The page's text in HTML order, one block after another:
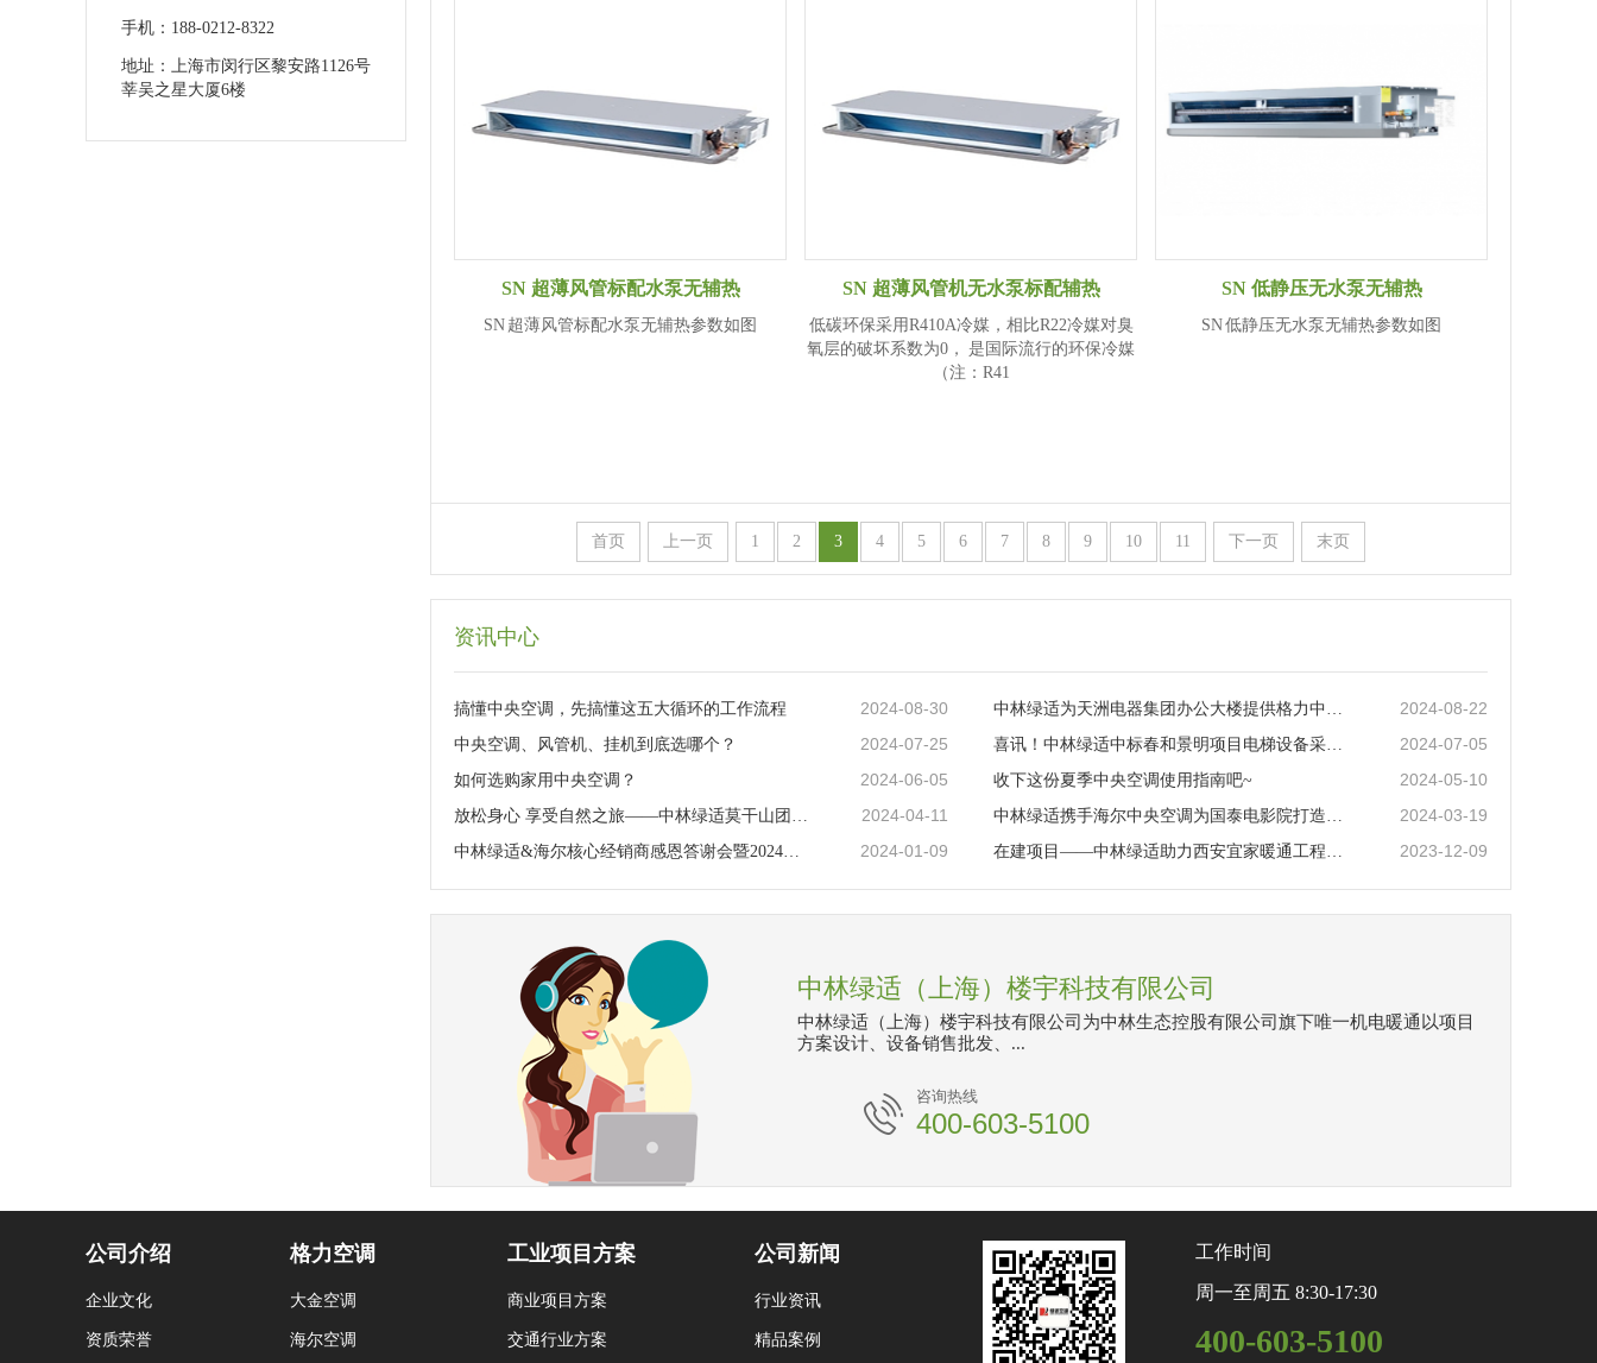
手机：188-0212-8322
地址：上海市闵行区黎安路1126号
莘吴之星大厦6楼
SN 超薄风管标配水泵无辅热
SN 超薄风管标配水泵无辅热参数如图
SN 超薄风管机无水泵标配辅热
低碳环保采用R410A冷媒，相比R22冷媒对臭
氧层的破坏系数为0， 是国际流行的环保冷媒
（注：R41
SN 低静压无水泵无辅热
SN 低静压无水泵无辅热参数如图
首页 上一页 1 2 3 4 5 6 7 8 9 10 11 下一页 末页
资讯中心
搞懂中央空调，先搞懂这五大循环的工作流程 2024-08-30 中林绿适为天洲电器集团办公大楼提供格力中央空调“一站式”服务 2024-08-22
中央空调、风管机、挂机到底选哪个？ 2024-07-25 喜讯！中林绿适中标春和景明项目电梯设备采购及装配工程 2024-07-05
如何选购家用中央空调？ 2024-06-05 收下这份夏季中央空调使用指南吧~ 2024-05-10
放松身心 享受自然之旅——中林绿适莫干山团建活动圆满举行！ 2024-04-11 中林绿适携手海尔中央空调为国泰电影院打造品质工程 2024-03-19
中林绿适&海尔核心经销商感恩答谢会暨2024年度开盘会圆满落幕 2024-01-09 在建项目——中林绿适助力西安宜家暖通工程全力打造“宜室宜家”新标杆 2023-12-09
中林绿适（上海）楼宇科技有限公司
中林绿适（上海）楼宇科技有限公司为中林生态控股有限公司旗下唯一机电暖通以项目
方案设计、设备销售批发、...
咨询热线
400-603-5100
公司介绍
企业文化
资质荣誉
格力空调
大金空调
海尔空调
工业项目方案
商业项目方案
交通行业方案
公司新闻
行业资讯
精品案例
工作时间
周一至周五 8:30-17:30
400-603-5100